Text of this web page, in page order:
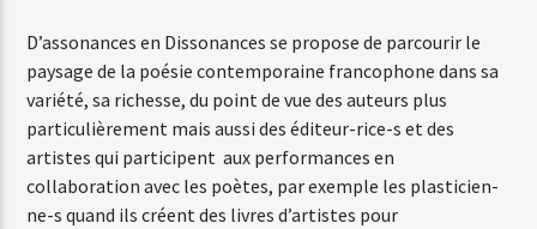
D’assonances en Dissonances se propose de parcourir le
paysage de la poésie contemporaine francophone dans sa
variété, sa richesse, du point de vue des auteurs plus
particulièrement mais aussi des éditeur-rice-s et des
artistes qui participent aux performances en
collaboration avec les poètes, par exemple les plasticien-
ne-s quand ils créent des livres d’artistes pour